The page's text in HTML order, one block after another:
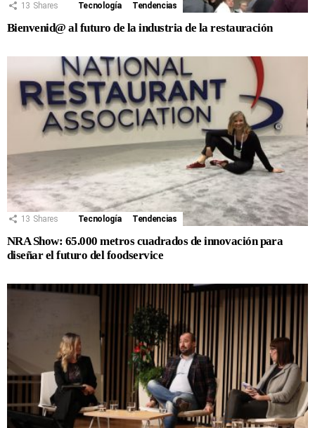
13 Shares Tecnología Tendencias
Bienvenid@ al futuro de la industria de la restauración
13 Shares Tecnología Tendencias
NRA Show: 65.000 metros cuadrados de innovación para
diseñar el futuro del foodservice